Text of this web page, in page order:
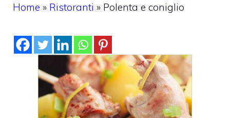
Home » Ristoranti » Polenta e coniglio